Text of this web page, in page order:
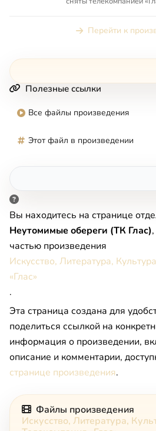
Перейти к
Полезные ссылки
Все файлы произведения
Этот файл в произведении
Вы находитесь на странице
Неутомимые обереги (ТК Глас)
частью произведения
Искусство, Литература,
«Глас»
.
Эта страница создана для
поделиться ссылкой на
информация о произведении,
описание и комментарии,
странице произведения.
Файлы произведения
Искусство, Литература,